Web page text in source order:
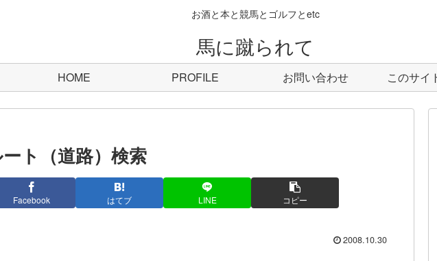
お酒と本と競馬とゴルフとetc
馬に蹴られて
HOME PROFILE お問い合わせ このサイ
ト（道路）検索
Facebook はてブ LINE コピー
2008.10.30